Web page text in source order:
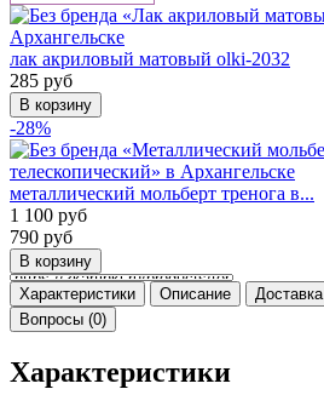
лак акриловый матовый olki-2032
285 руб
-28%
металлический мольберт тренога в...
1 100 руб
790 руб
Характеристики Описание Доставка
Вопросы (0)
Характеристики